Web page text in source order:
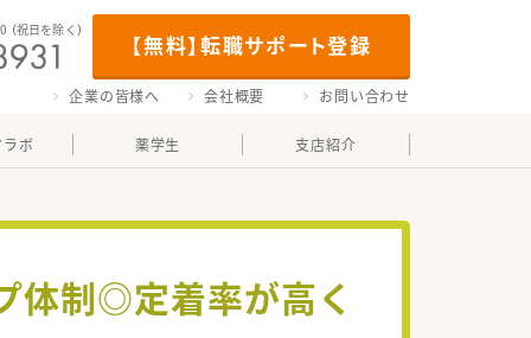
【無料】転職サポート登録
（祝日を除く）
企業の皆様へ 会社概要 お問い合わせ
ボ 薬学生 支店紹介
体制◎定着率が高く